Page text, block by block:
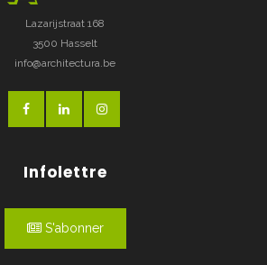
Lazarijstraat 168
3500 Hasselt
info@architectura.be
Infolettre
S'abonner